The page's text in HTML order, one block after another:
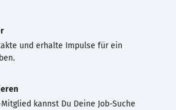
und erhalte Impulse für ein
kannst Du Deine Job-Suche